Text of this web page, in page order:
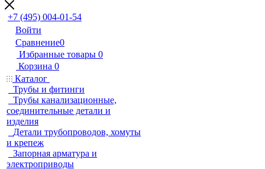
+7 (495) 004-01-54
Войти
Сравнение0
Избранные товары 0
Корзина 0
Каталог
Трубы и фитинги
Трубы канализационные,
соединительные детали и
изделия
Детали трубопроводов, хомуты
и крепеж
Запорная арматура и
электроприводы